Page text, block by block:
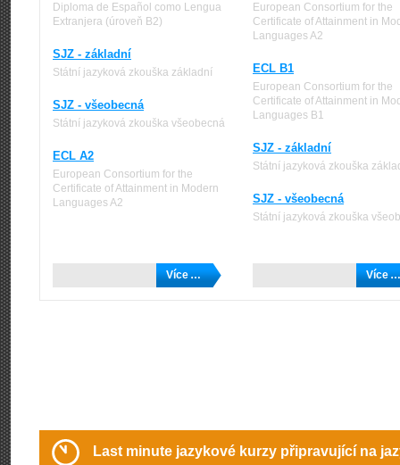
Diploma de Español como Lengua
Extranjera (úroveň B2)
SJZ - základní
Státní jazyková zkouška základní
SJZ - všeobecná
Státní jazyková zkouška všeobecná
ECL A2
European Consortium for the
Certificate of Attainment in Modern
Languages A2
Více …
European Consortium for the
Certificate of Attainment in
Languages A2
ECL B1
European Consortium for the
Certificate of Attainment in
Languages B1
SJZ - základní
Státní jazyková zkouška
SJZ - všeobecná
Státní jazyková zkouška
Více …
Last minute jazykové kurzy připravující na